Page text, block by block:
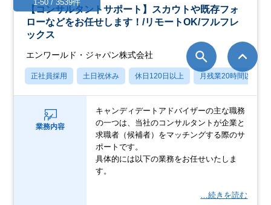
【コンサルタントサポート】スカウトや既存フォ
ローなどをお任せします！/リモートOK/フルフレ
ックス
エンワールド・ジャパン株式会社
正社員採用 土日祝休み 休日120日以上 月残業20時間以内
業務内容
キャンディデートアドバイザーの主な職務
の一つは、当社のコンサルタントが企業と
求職者（候補者）をマッチングする際のサ
ポートです。
具体的には以下の業務をお任せいたしま
す。
…続きを読む
1-50 / 3539件